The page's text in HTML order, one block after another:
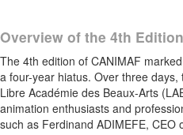
Overview of the 4th
The 4th edition of CANIMAF
a four-year hiatus. Over three
Libre Académie des Beaux-Arts
animation enthusiasts and
such as Ferdinand ADIMEFE, CEO